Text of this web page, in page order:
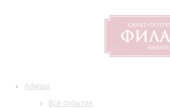
Афиша
Все события